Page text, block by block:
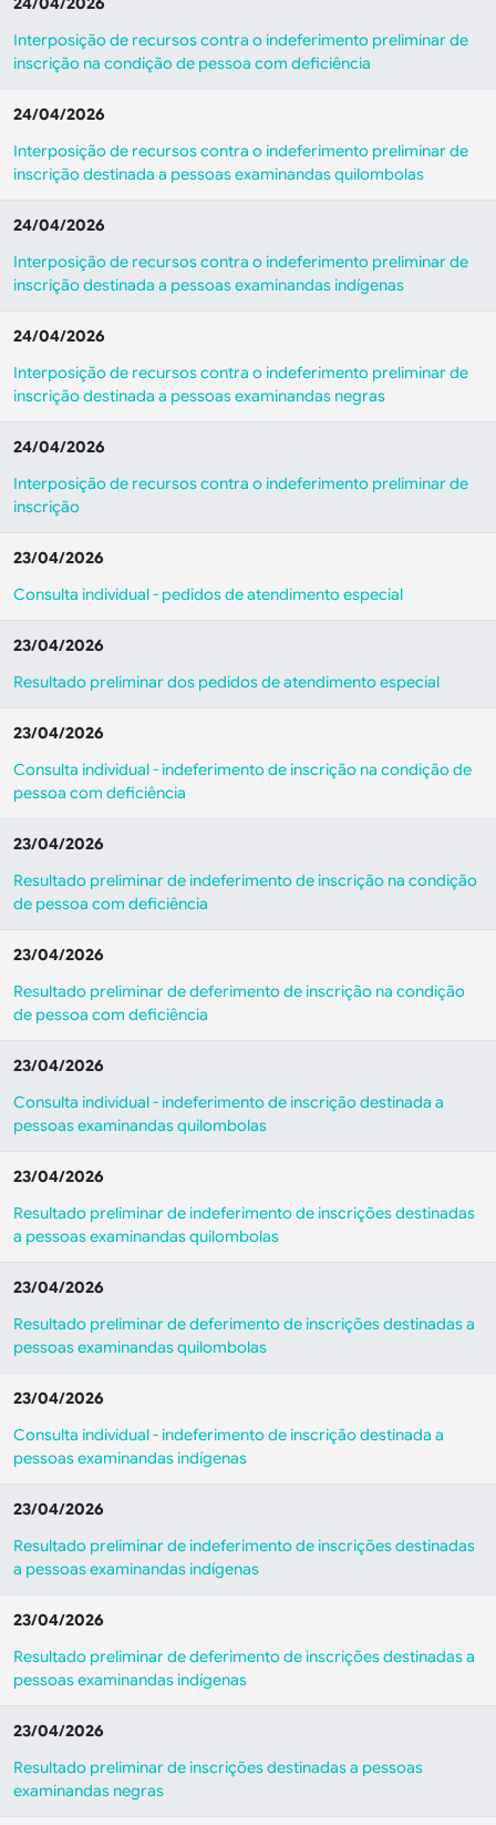
Interposição de recursos contra o indeferimento preliminar de
inscrição na condição de pessoa com deficiência
24/04/2026
Interposição de recursos contra o indeferimento preliminar de
inscrição destinada a pessoas examinandas quilombolas
24/04/2026
Interposição de recursos contra o indeferimento preliminar de
inscrição destinada a pessoas examinandas indígenas
24/04/2026
Interposição de recursos contra o indeferimento preliminar de
inscrição destinada a pessoas examinandas negras
24/04/2026
Interposição de recursos contra o indeferimento preliminar de
inscrição
23/04/2026
Consulta individual - pedidos de atendimento especial
23/04/2026
Resultado preliminar dos pedidos de atendimento especial
23/04/2026
Consulta individual - indeferimento de inscrição na condição de
pessoa com deficiência
23/04/2026
Resultado preliminar de indeferimento de inscrição na condição
de pessoa com deficiência
23/04/2026
Resultado preliminar de deferimento de inscrição na condição
de pessoa com deficiência
23/04/2026
Consulta individual - indeferimento de inscrição destinada a
pessoas examinandas quilombolas
23/04/2026
Resultado preliminar de indeferimento de inscrições destinadas
a pessoas examinandas quilombolas
23/04/2026
Resultado preliminar de deferimento de inscrições destinadas a
pessoas examinandas quilombolas
23/04/2026
Consulta individual - indeferimento de inscrição destinada a
pessoas examinandas indígenas
23/04/2026
Resultado preliminar de indeferimento de inscrições destinadas
a pessoas examinandas indígenas
23/04/2026
Resultado preliminar de deferimento de inscrições destinadas a
pessoas examinandas indígenas
23/04/2026
Resultado preliminar de inscrições destinadas a pessoas
examinandas negras